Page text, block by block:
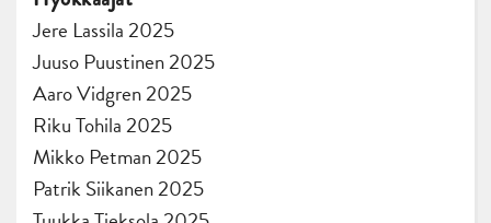
Jere Lassila 2025
Juuso Puustinen 2025
Aaro Vidgren 2025
Riku Tohila 2025
Mikko Petman 2025
Patrik Siikanen 2025